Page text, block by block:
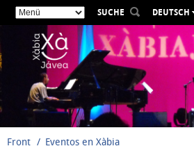
SUCHE
DEUTSCH
ESPAÑOL
VALENCIÀ
FRANÇAIS
РУССКИЙ
Front Eventos en Xàbia